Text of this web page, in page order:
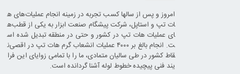
امروز و پس از سالها کسب تجربه در زمینه انجام عملیات‌های ه
ات تپ و استاپل، شرکت پیشگام صنعت ابزار به یکی از قطب‌ه
ای عملیات هات تپ در کشور و حتی در منطقه تبدیل شده اس
ت. انجام بالغ بر ۴۰۰۰ عملیات انشعاب گرم هات تپ در اقصی‌ن
قاط کشور در طی سالیان متمادی، ما را با تمامی زوایای این فرا
یند فنی پیچیده خطوط لوله آشنا گردانده است.